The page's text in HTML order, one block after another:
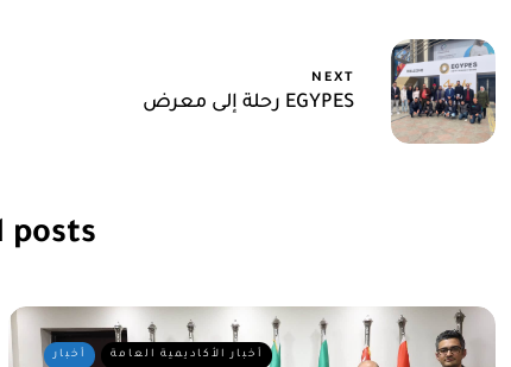
NEXT
رحلة إلى معرض EGYPES
posts
أخبار أخبار الأكاديمية العامة